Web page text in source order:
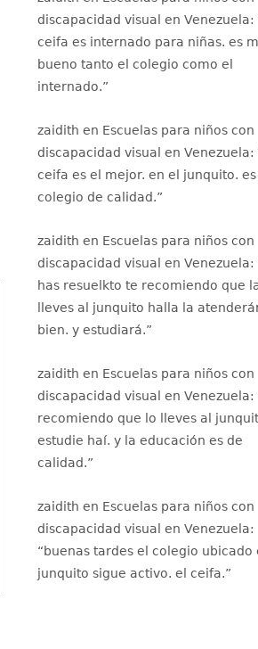
discapacidad visual en Venezuela:
ceifa es internado para niñas. es
bueno tanto el colegio como el
internado.”
zaidith en Escuelas para niños con
discapacidad visual en Venezuela:
ceifa es el mejor. en el junquito. es
colegio de calidad.”
zaidith en Escuelas para niños con
discapacidad visual en Venezuela:
has resuelkto te recomiendo que
lleves al junquito halla la
bien. y estudiará.”
zaidith en Escuelas para niños con
discapacidad visual en Venezuela:
recomiendo que lo lleves al
estudie haí. y la educación es de
calidad.”
zaidith en Escuelas para niños con
discapacidad visual en Venezuela:
“buenas tardes el colegio ubicado
junquito sigue activo. el ceifa.”